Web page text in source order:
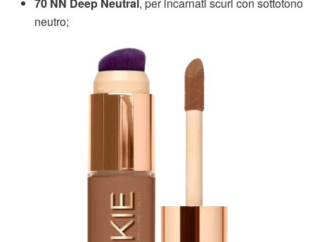
70 NN Deep Neutral, per incarnati scuri con sottotono
neutro;